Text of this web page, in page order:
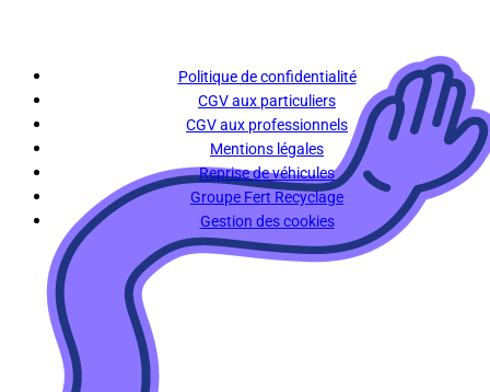
Politique de confidentialité
CGV aux particuliers
CGV aux professionnels
Mentions légales
Reprise de véhicules
Groupe Fert Recyclage
Gestion des cookies